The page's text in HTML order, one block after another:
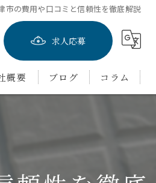
市の費用や口コミと信頼性を徹底解説
求人応募
概要 ブログ コラム